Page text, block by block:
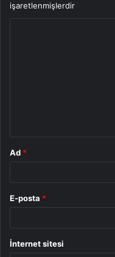
işaretlenmişlerdir
Ad *
E-posta *
İnternet sitesi